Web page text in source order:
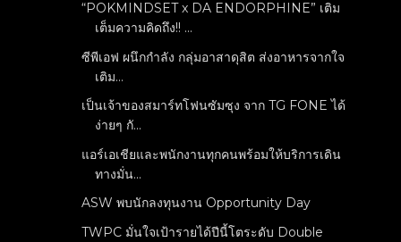
“POKMINDSET x DA ENDORPHINE” เติม
เต็มความคิดถึง!! ...
ซีพีเอฟ ผนึกกำลัง กลุ่มอาสาดุสิต ส่งอาหารจากใจ
เติม...
เป็นเจ้าของสมาร์ทโฟนซัมซุง จาก TG FONE ได้
ง่ายๆ กั...
แอร์เอเชียและพนักงานทุกคนพร้อมให้บริการเดิน
ทางมั่น...
ASW พบนักลงทุนงาน Opportunity Day
TWPC มั่นใจเป้ารายได้ปีนี้โตระดับ Double